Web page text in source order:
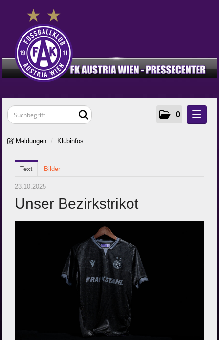
0
Meldungen
Frauen
Young Violets
Media
Meldungen / Klubinfos
Text Bilder
23.10.2025
Unser Bezirkstrikot